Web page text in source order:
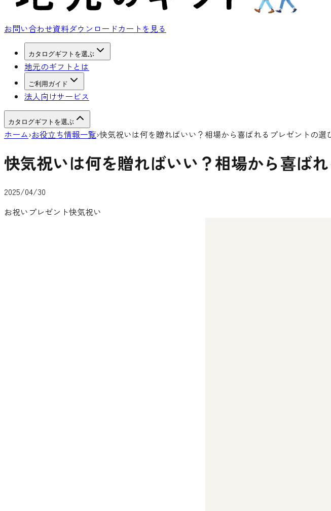
お問い合わせ資料ダウンロードカートを見る
カタログギフトを選ぶ
地元のギフトとは
ご利用ガイド
法人向けサービス
カタログギフトを選ぶ
ホーム›お役立ち情報一覧›快気祝いは何を贈ればいい？相場から喜ばれるプレゼントの選
快気祝いは何を贈ればいい？相場から喜ば
2025/04/30
お祝い プレゼント快気祝い